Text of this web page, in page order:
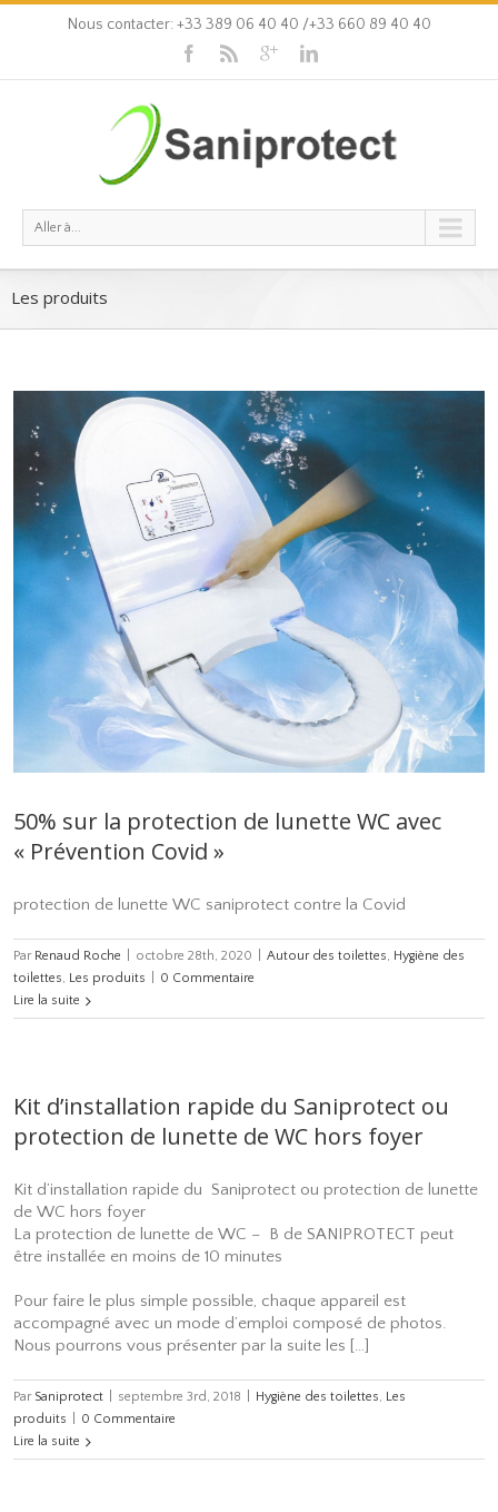
Nous contacter: +33 389 06 40 40 /+33 660 89 40 40
Aller à...
Les produits
50% sur la protection de lunette WC avec
« Prévention Covid »
protection de lunette WC saniprotect contre la Covid
Par Renaud Roche octobre 28th, 2020 Autour des toilettes, Hygiène des
toilettes, Les produits
0 Commentaire
Lire la suite
Kit d’installation rapide du Saniprotect ou
protection de lunette de WC hors foyer
Kit d’installation rapide du Saniprotect ou protection de lunette
de WC hors foyer
La protection de lunette de WC – B de SANIPROTECT peut
être installée en moins de 10 minutes
Pour faire le plus simple possible, chaque appareil est
accompagné avec un mode d’emploi composé de photos.
Nous pourrons vous présenter par la suite les […]
Par Saniprotect septembre 3rd, 2018 Hygiène des toilettes, Les
produits
0 Commentaire
Lire la suite